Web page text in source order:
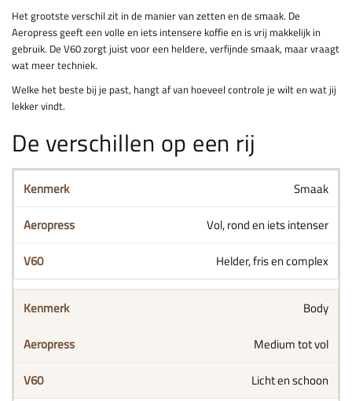
Het grootste verschil zit in de manier van zetten en de smaak. De
Aeropress geeft een volle en iets intensere koffie en is vrij makkelijk in
gebruik. De V60 zorgt juist voor een heldere, verfijnde smaak, maar vraagt
wat meer techniek.
Welke het beste bij je past, hangt af van hoeveel controle je wilt en wat jij
lekker vindt.
De verschillen op een rij
Smaak
Vol, rond en iets intenser
Helder, fris en complex
Body
Medium tot vol
Licht en schoon